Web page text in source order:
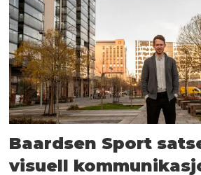
Baardsen Sport
visuell